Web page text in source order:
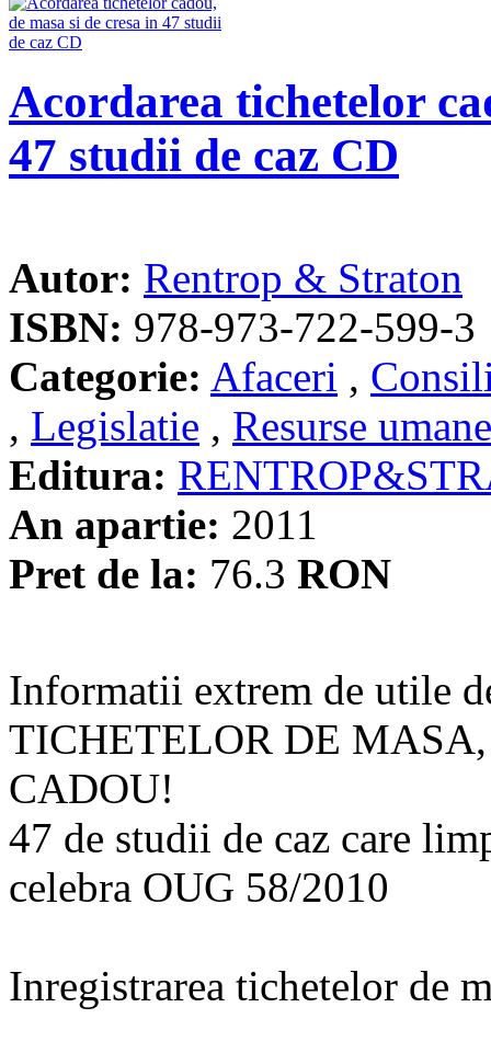
Acordarea tichetelor
47 studii de caz CD
Autor: Rentrop & Straton
ISBN: 978-973-722-599-3
Categorie: Afaceri ,
, Legislatie , Resurse umane
Editura:
An apartie: 2011
Pret de la: 76.3 RON
Informatii extrem de utile
TICHETELOR DE
CADOU!
47 de studii de caz care
celebra OUG 58/2010
Inregistrarea tichetelor de